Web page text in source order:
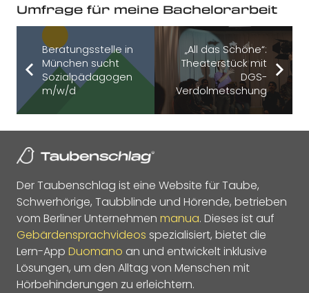
Umfrage für meine Bachelorarbeit
Beratungsstelle in
München sucht
Sozialpädagogen
m/w/d
„All das Schöne“:
Theaterstück mit
DGS-
Verdolmetschung
Der Taubenschlag ist eine Website für Taube,
Schwerhörige, Taubblinde und Hörende, betrieben
vom Berliner Unternehmen manua. Dieses ist auf
Gebärdensprachvideos spezialisiert, bietet die
Lern-App Duomano an und entwickelt inklusive
Lösungen, um den Alltag von Menschen mit
Hörbehinderungen zu erleichtern.